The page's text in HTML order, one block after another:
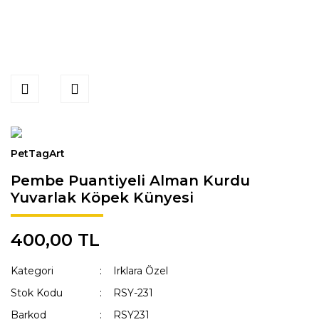
PetTagArt
Pembe Puantiyeli Alman Kurdu
Yuvarlak Köpek Künyesi
400,00 TL
Kategori
Irklara Özel
Stok Kodu
RSY-231
Barkod
RSY231